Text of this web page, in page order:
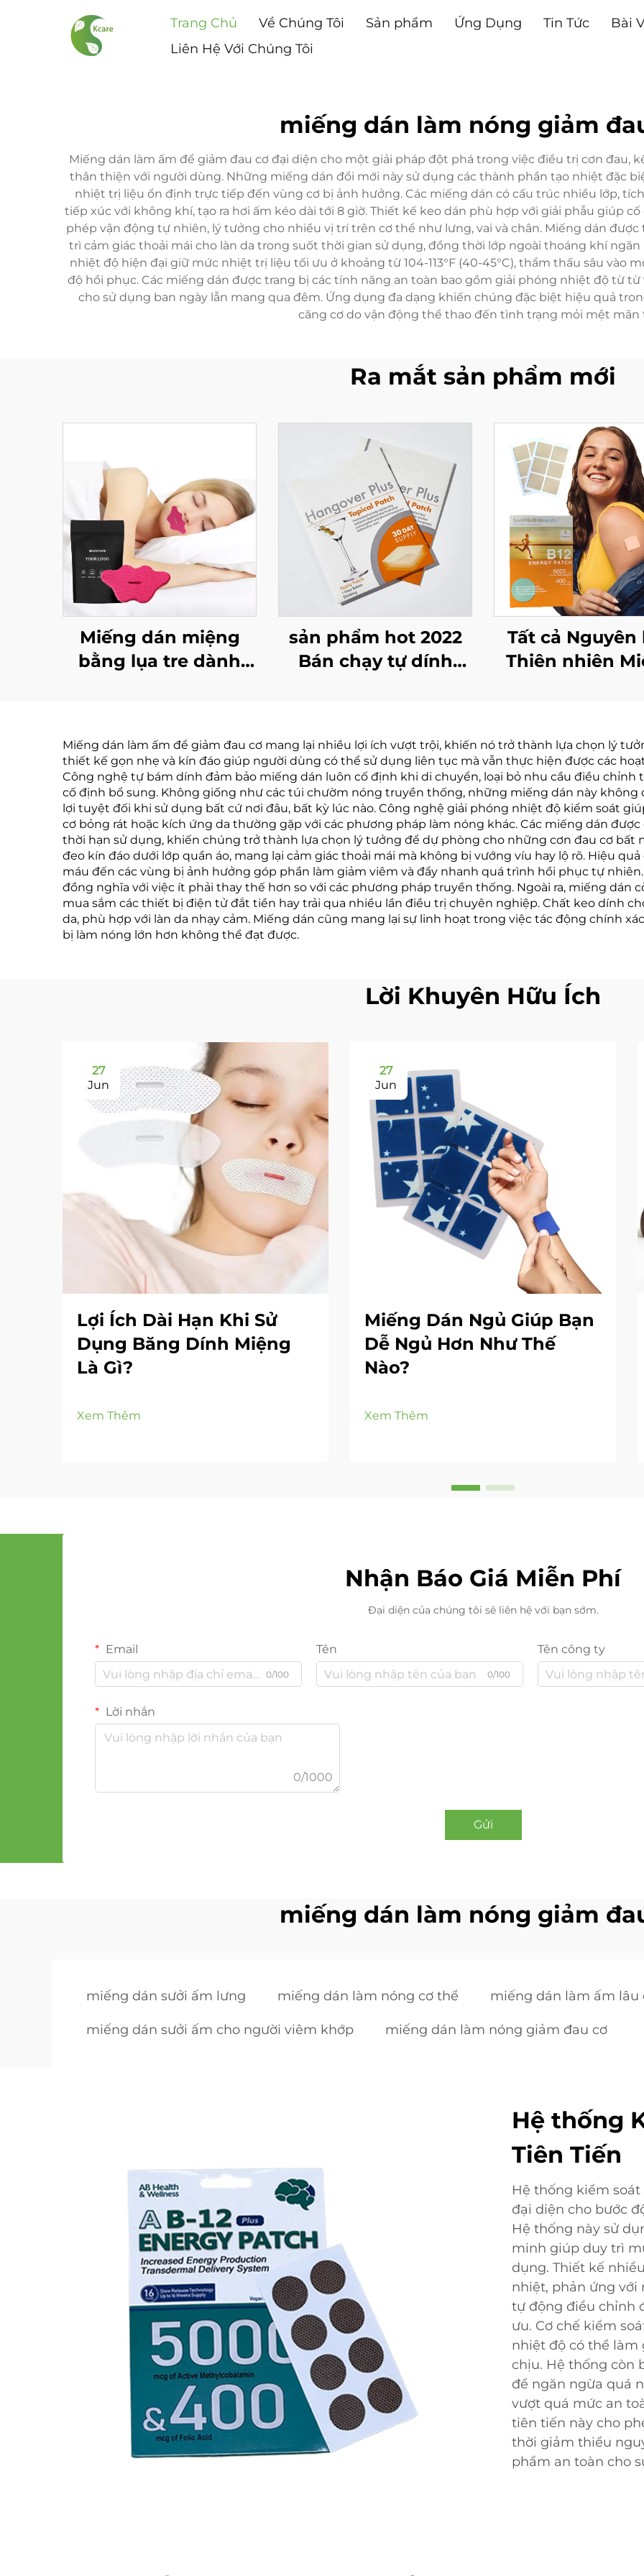
Trang Chủ Về Chúng Tôi Sản phẩm Ứng Dụng Tin Tức
Bài
Liên Hệ Với Chúng Tôi
miếng dán làm nóng giảm
Miếng dán làm ấm để giảm đau cơ đại diện cho một giải pháp đột phá trong việc điều trị cơn
thân thiện với người dùng. Những miếng dán đổi mới này sử dụng các thành phần tạo nhiệt đặc
nhiệt trị liệu ổn định trực tiếp đến vùng cơ bị ảnh hưởng. Các miếng dán có cấu trúc nhiều lớp,
tiếp xúc với không khí, tạo ra hơi ấm kéo dài tới 8 giờ. Thiết kế keo dán phù hợp với giải phẫu giúp
phép vận động tự nhiên, lý tưởng cho nhiều vị trí trên cơ thể như lưng, vai và chân. Miếng dán
trì cảm giác thoải mái cho làn da trong suốt thời gian sử dụng, đồng thời lớp ngoài thoáng khí
nhiệt độ hiện đại giữ mức nhiệt trị liệu tối ưu ở khoảng từ 104-113°F (40-45°C), thẩm thấu sâu vào
độ hồi phục. Các miếng dán được trang bị các tính năng an toàn bao gồm giải phóng nhiệt độ từ
cho sử dụng ban ngày lẫn mang qua đêm. Ứng dụng đa dạng khiến chúng đặc biệt hiệu quả
căng cơ do vận động thể thao đến tình trạng mỏi mệt mãn
Ra mắt sản phẩm mới
Miếng dán miệng
bằng lụa tre dành
yêu dành cho việc
ngủ
sản phẩm hot 2022
Bán chạy tự dính
thiện giấc ngủ và tập
trung
Tất cả Nguyên
Thiên nhiên
Miếng dán
B12 cho Buổi
Tốt hơn
Miếng dán làm ấm để giảm đau cơ mang lại nhiều lợi ích vượt trội, khiến nó trở thành lựa chọn lý
thiết kế gọn nhẹ và kín đáo giúp người dùng có thể sử dụng liên tục mà vẫn thực hiện được các
Công nghệ tự bám dính đảm bảo miếng dán luôn cố định khi di chuyển, loại bỏ nhu cầu điều
cố định bổ sung. Không giống như các túi chườm nóng truyền thống, những miếng dán này không
lợi tuyệt đối khi sử dụng bất cứ nơi đâu, bất kỳ lúc nào. Công nghệ giải phóng nhiệt độ kiểm soát
cơ bỏng rát hoặc kích ứng da thường gặp với các phương pháp làm nóng khác. Các miếng dán
thời hạn sử dụng, khiến chúng trở thành lựa chọn lý tưởng để dự phòng cho những cơn đau cơ bất
đeo kín đáo dưới lớp quần áo, mang lại cảm giác thoải mái mà không bị vướng víu hay lộ rõ. Hiệu
máu đến các vùng bị ảnh hưởng góp phần làm giảm viêm và đẩy nhanh quá trình hồi phục tự
đồng nghĩa với việc ít phải thay thế hơn so với các phương pháp truyền thống. Ngoài ra, miếng dán
mua sắm các thiết bị điện tử đắt tiền hay trải qua nhiều lần điều trị chuyên nghiệp. Chất keo dính
da, phù hợp với làn da nhạy cảm. Miếng dán cũng mang lại sự linh hoạt trong việc tác động chính
bị làm nóng lớn hơn không thể đạt được.
Lời Khuyên Hữu Ích
27
Jun
Lợi Ích Dài Hạn Khi Sử
Dụng Băng Dính Miệng
Là Gì?
Xem Thêm
27
Jun
Miếng Dán Ngủ Giúp Bạn
Dễ Ngủ Hơn Như Thế
Nào?
Xem Thêm
Nhận Báo Giá Miễn Phí
Đại diện của chúng tôi sẽ liên hệ với bạn sớm.
Email
0/100
Tên
0/100
Tên công ty
Lời nhắn
0/1000
Gửi
miếng dán làm nóng giảm
miếng dán sưởi ấm lưng miếng dán làm nóng cơ thể miếng dán làm ấm lâu
miếng dán sưởi ấm cho người viêm khớp miếng dán làm nóng giảm đau cơ
Hệ thống
Tiên Tiến
Hệ thống kiểm
đại diện cho bước
Hệ thống này sử
minh giúp duy trì
dụng. Thiết kế
nhiệt, phản ứng với
tự động điều chỉnh
ưu. Cơ chế kiểm
nhiệt độ có thể làm
chịu. Hệ thống còn
để ngăn ngừa quá
vượt quá mức an
tiên tiến này cho
thời giảm thiểu
phẩm an toàn cho